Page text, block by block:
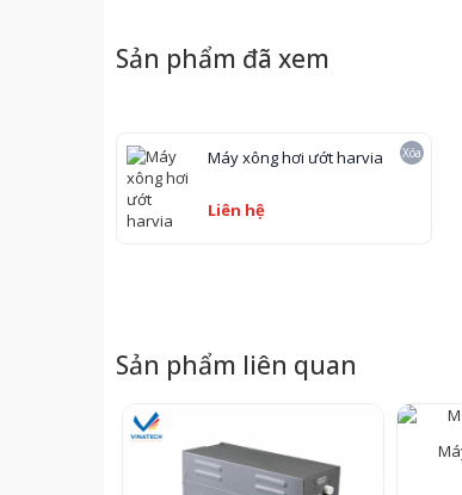
– Điện thế đầu vào 1 phía: U= 2C 220 – 240V
– Nhiệt độ định mức: 50 – 60 độ C
– Tần số: 50 – 60Hz
– Bảo hành: 12 tháng
Máy xông hơi Harvia HGX là dòng máy xông
vượt trội.
Thông số chi tiết các model sản phẩm trong
Sản phẩm đã xem
Xóa
Máy xông hơi ướt harvia
Liên hệ
Sản phẩm liên quan